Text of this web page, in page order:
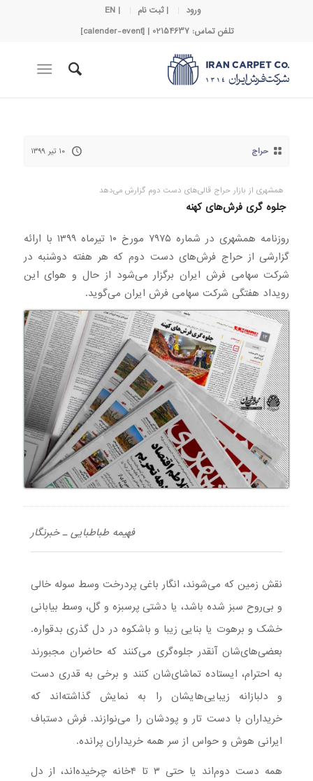
ورود | ثبت نام
| EN
تلفن تماس: 02154637 | [calender-event]
حراج ۱۰ تیر ۱۳۹۹
همشهری از بازار حراج قالی‌های دست دوم گزارش می‌دهد
جلوه ‌گری فرش‌های کهنه
روزنامه همشهری در شماره ۷۹۷۵ مورخ ۱۰ تیرماه ۱۳۹۹ با ارائه
گزارشی از حراج فرش‌های دست دوم که هر هفته دوشنبه در
شرکت سهامی فرش ایران برگزار می‌شود از حال و هوای این
رویداد هفتگی شرکت سهامی فرش ایران می‌گوید.
فهیمه طباطبایی ـ خبر‌نگار
نقش زمین که می‌شوند، انگار باغی پردرخت وسط سوله خالی
و بی‌روح سبز شده باشد، یا دشتی پرسبزه و گل، وسط بیابانی
خشک و برهوت یا بنایی زیبا و باشکوه در دل گذری بدقواره.
بعضی‌های‌شان آنقدر جلوه‌گری می‌کنند که حاضران مجبورند
به احترام، ایستاده تماشای‌شان کنند و برخی به قدری دست
و دلبازانه زیبایی‌هایشان را به نمایش گذاشته‌اند که
خریداران با دست تار و پودشان را می‌نوازند. فرش دستباف
ایرانی هوش و حواس از سر همه خریداران پرانده.
همه دست دوم‌ا‌ند یا حتی ۳ تا ۴خانه چرخیده‌اند، از دل